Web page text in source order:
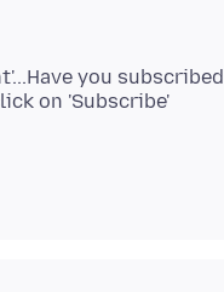
you
on 'Subscribe'